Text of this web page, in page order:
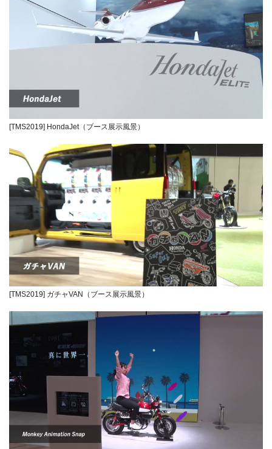
[TMS2019] HondaJet（ブース展示風景）
[TMS2019] ガチャVAN（ブース展示風景）